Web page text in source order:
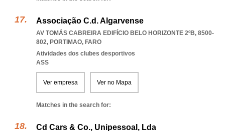
Associação C.d. Algarvense
AV TOMÁS CABREIRA EDIFÍCIO BELO HORIZONTE 2ºB, 8500-
802, PORTIMAO, FARO
Atividades dos clubes desportivos
ASS
Ver empresa Ver no Mapa
Matches in the search for:
Cd Cars & Co., Unipessoal, Lda